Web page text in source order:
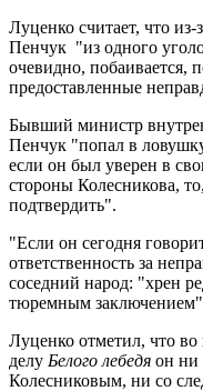
Луценко считает, что
Пенчук "из одного
очевидно, побаивается,
предоставленные
Бывший министр
Пенчук "попал в
если он был уверен в
стороны Колесникова,
подтвердить".
"Если он сегодня
ответственность за
соседний народ: "хрен
тюремным
Луценко отметил, что во
делу Белого лебедя он ни
Колесниковым, ни со